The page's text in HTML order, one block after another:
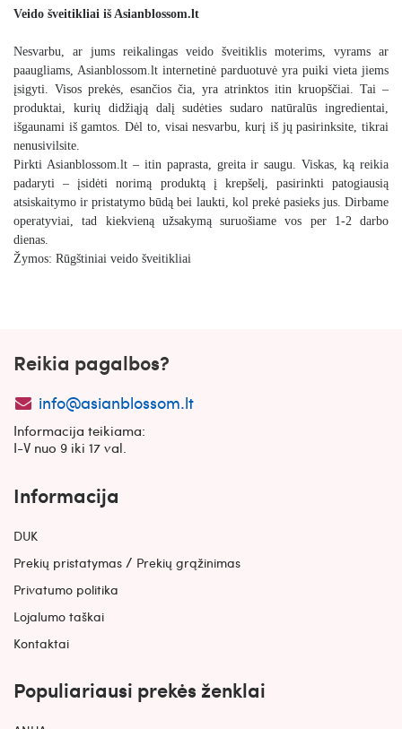
Veido šveitikliai iš Asianblossom.lt
Nesvarbu, ar jums reikalingas veido šveitiklis moterims, vyrams ar
paaugliams, Asianblossom.lt internetinė parduotuvė yra puiki vieta jiems
įsigyti. Visos prekės, esančios čia, yra atrinktos itin kruopščiai. Tai –
produktai, kurių didžiąją dalį sudėties sudaro natūralūs ingredientai,
išgaunami iš gamtos. Dėl to, visai nesvarbu, kurį iš jų pasirinksite, tikrai
nenusivilsite.
Pirkti Asianblossom.lt– itin paprasta, greita ir saugu. Viskas, ką reikia
padaryti – įsidėti norimą produktą į krepšelį, pasirinkti patogiausią
atsiskaitymo ir pristatymo būdą bei laukti, kol prekė pasieks jus. Dirbame
operatyviai, tad kiekvieną užsakymą suruošiame vos per 1-2 darbo
dienas.
Žymos: Rūgštiniai veido šveitikliai
Reikia pagalbos?
info@asianblossom.lt
Informacija teikiama:
I-V nuo 9 iki 17 val.
Informacija
DUK
Prekių pristatymas / Prekių grąžinimas
Privatumo politika
Lojalumo taškai
Kontaktai
Populiariausi prekės ženklai